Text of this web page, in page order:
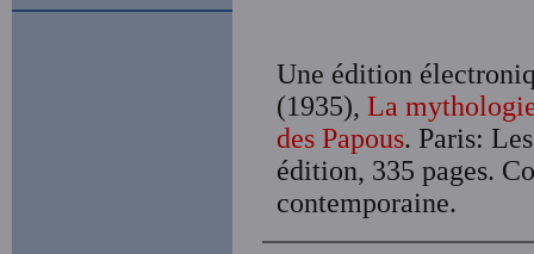
Une édition
(1935), La
des Papous. Paris:
édition, 335 pages.
contemporaine.